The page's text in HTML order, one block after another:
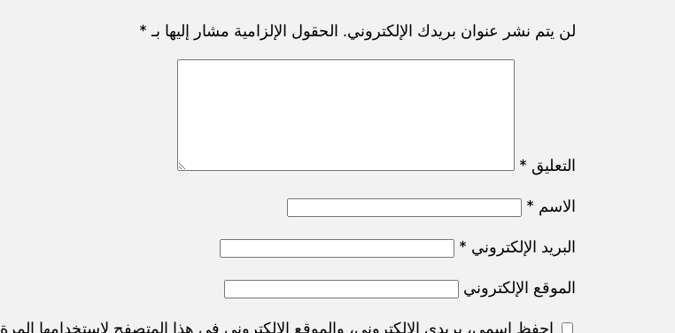
لن يتم نشر عنوان بريدك الإلكتروني. الحقول الإلزامية مشار إليها بـ *
التعليق *
الاسم *
البريد الإلكتروني *
الموقع الإلكتروني
احفظ اسمي، بريدي الإلكتروني، والموقع الإلكتروني في هذا المتصفح لاستخدامها المرة